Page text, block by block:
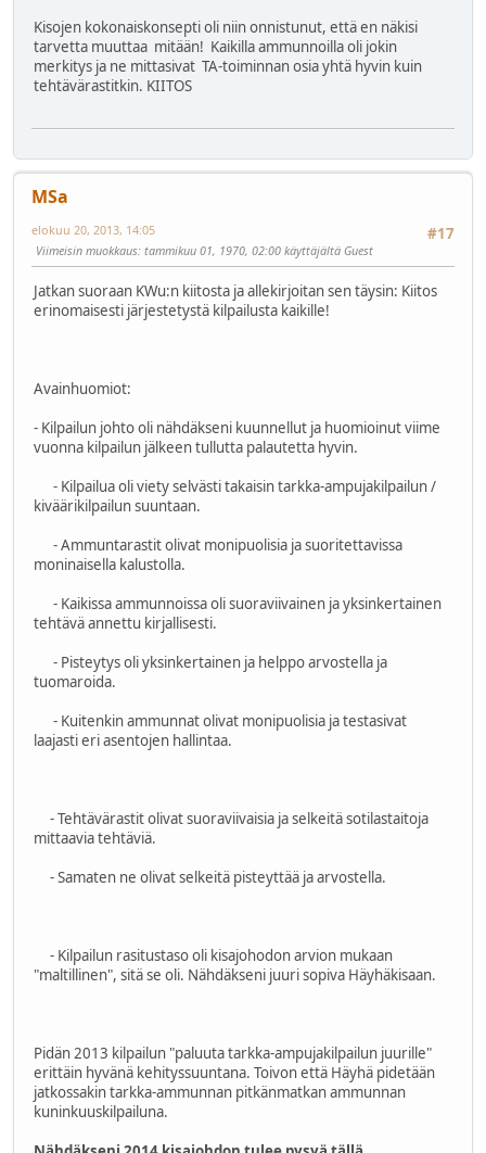
Kisojen kokonaiskonsepti oli niin onnistunut, että en näkisi
tarvetta muuttaa mitään! Kaikilla ammunnoilla oli jokin
merkitys ja ne mittasivat TA-toiminnan osia yhtä hyvin kuin
tehtävärastitkin. KIITOS
MSa
#17
elokuu 20, 2013, 14:05
Viimeisin muokkaus: tammikuu 01, 1970, 02:00 käyttäjältä Guest
Jatkan suoraan KWu:n kiitosta ja allekirjoitan sen täysin: Kiitos
erinomaisesti järjestetystä kilpailusta kaikille!
Avainhuomiot:
- Kilpailun johto oli nähdäkseni kuunnellut ja huomioinut viime
vuonna kilpailun jälkeen tullutta palautetta hyvin.
- Kilpailua oli viety selvästi takaisin tarkka-ampujakilpailun /
kiväärikilpailun suuntaan.
- Ammuntarastit olivat monipuolisia ja suoritettavissa
moninaisella kalustolla.
- Kaikissa ammunnoissa oli suoraviivainen ja yksinkertainen
tehtävä annettu kirjallisesti.
- Pisteytys oli yksinkertainen ja helppo arvostella ja
tuomaroida.
- Kuitenkin ammunnat olivat monipuolisia ja testasivat
laajasti eri asentojen hallintaa.
- Tehtävärastit olivat suoraviivaisia ja selkeitä sotilastaitoja
mittaavia tehtäviä.
- Samaten ne olivat selkeitä pisteyttää ja arvostella.
- Kilpailun rasitustaso oli kisajohodon arvion mukaan
"maltillinen", sitä se oli. Nähdäkseni juuri sopiva Häyhäkisaan.
Pidän 2013 kilpailun "paluuta tarkka-ampujakilpailun juurille"
erittäin hyvänä kehityssuuntana. Toivon että Häyhä pidetään
jatkossakin tarkka-ammunnan pitkänmatkan ammunnan
kuninkuuskilpailuna.